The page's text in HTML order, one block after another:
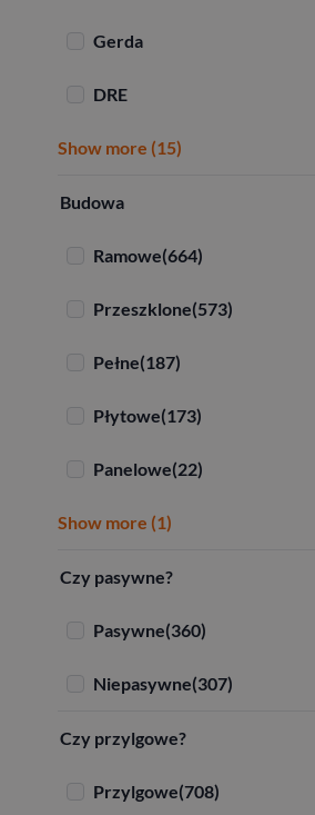
Gerda
DRE
Show more (15)
Budowa
Ramowe(664)
Przeszklone(573)
Pełne(187)
Płytowe(173)
Panelowe(22)
Show more (1)
Czy pasywne?
Pasywne(360)
Niepasywne(307)
Czy przylgowe?
Przylgowe(708)